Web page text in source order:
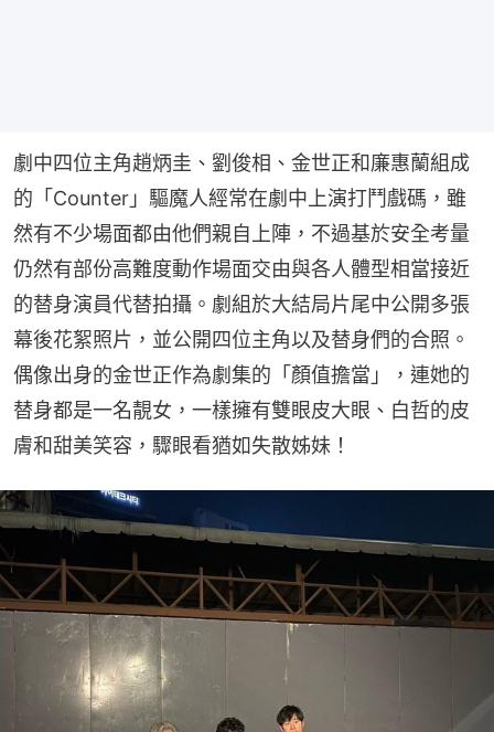
劇中四位主角趙炳圭、劉俊相、金世正和廉惠蘭組成
的「Counter」驅魔人經常在劇中上演打鬥戲碼，雖
然有不少場面都由他們親自上陣，不過基於安全考量
仍然有部份高難度動作場面交由與各人體型相當接近
的替身演員代替拍攝。劇組於大結局片尾中公開多張
幕後花絮照片，並公開四位主角以及替身們的合照。
偶像出身的金世正作為劇集的「顏值擔當」，連她的
替身都是一名靚女，一樣擁有雙眼皮大眼、白哲的皮
膚和甜美笑容，驟眼看猶如失散姊妹！